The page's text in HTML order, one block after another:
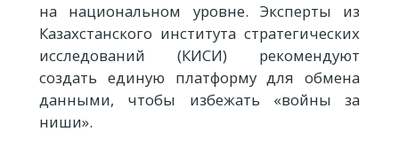
на национальном уровне. Эксперты из
Казахстанского института стратегических
исследований (КИСИ) рекомендуют
создать единую платформу для обмена
данными, чтобы избежать «войны за
ниши».